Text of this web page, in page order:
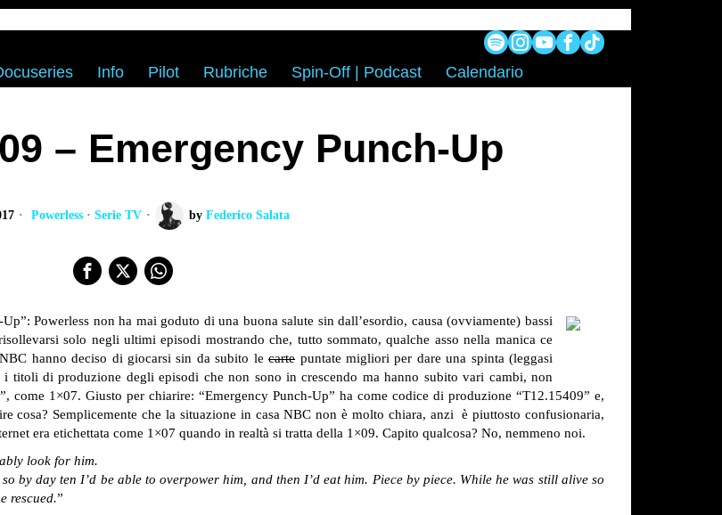
Info Pilot Rubriche Spin-Off | Podcast Calendario
– Emergency Punch-Up
Powerless · Serie TV by Federico Salata
Powerless non ha mai goduto di una buona salute sin dall’esordio, causa (ovviamente) bassi
solo negli ultimi episodi mostrando che, tutto sommato, qualche asso nella manica ce
hanno deciso di giocarsi sin da subito lecarte puntate migliori per dare una spinta (leggasi
i titoli di produzione degli episodi che non sono in crescendo ma hanno subito vari cambi, non
come 1×07. Giusto per chiarire: “Emergency Punch-Up” ha come codice di produzione “T12.15409” e,
cosa? Semplicemente che la situazione in casa NBC non è molto chiara, anzi è piuttosto confusionaria,
era etichettata come 1×07 quando in realtà si tratta della 1×09. Capito qualcosa? No, nemmeno noi.
look for him.
by day ten I’d be able to overpower him, and then I’d eat him. Piece by piece. While he was still alive so
rescued.”